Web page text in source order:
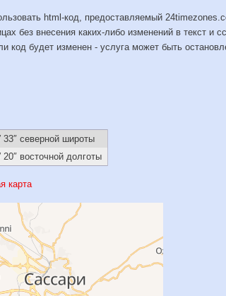
html-код, предоставляемый
без внесения каких-либо изменений в текст и
код будет изменен - услуга может быть
33″ северной широты
20″ восточной долготы
карта